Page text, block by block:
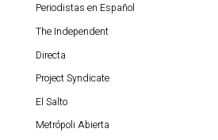
Periodistas en Español
The Independent
Directa
Project Syndicate
El Salto
Metrópoli Abierta